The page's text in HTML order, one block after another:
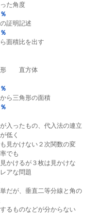
た角度
証明記述
積比を出す
　　直方体
ら三角形の面積
入ったもの、代入法の連立
低く
見かけない２次関数の変
でも
かけるが３枚は見かけな
アな問題
だが、垂直二等分線と角の
るものなどが分からない